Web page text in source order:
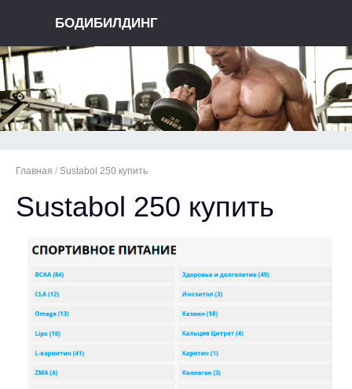
БОДИБИЛДИНГ
Главная / Sustabol 250 купить
Sustabol 250 купить